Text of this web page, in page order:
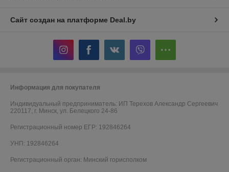
Сайт создан на платформе Deal.by
Информация для покупателя
Индивидуальный предприниматель: ИП Терехов Александр Сергеевич
220117, г. Минск, ул. Белецкого 24-86
Регистрационный номер ЕГР: 192846264
УНП: 192846264
Регистрационный орган: Минский горисполком